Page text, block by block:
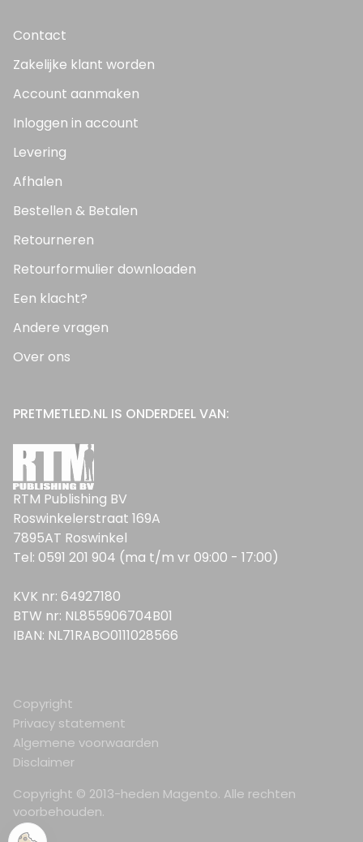
Contact
Zakelijke klant worden
Account aanmaken
Inloggen in account
Levering
Afhalen
Bestellen & Betalen
Retourneren
Retourformulier downloaden
Een klacht?
Andere vragen
Over ons
PRETMETLED.NL IS ONDERDEEL VAN:
RTM Publishing BV
Roswinkelerstraat 169A
7895AT Roswinkel
Tel: 0591 201 904 (ma t/m vr 09:00 - 17:00)
KVK nr: 64927180
BTW nr: NL855906704B01
IBAN: NL71RABO0111028566
Copyright © 2013-heden Magento. Alle rechten
voorbehouden.
Copyright
Privacy statement
Algemene voorwaarden
Disclaimer